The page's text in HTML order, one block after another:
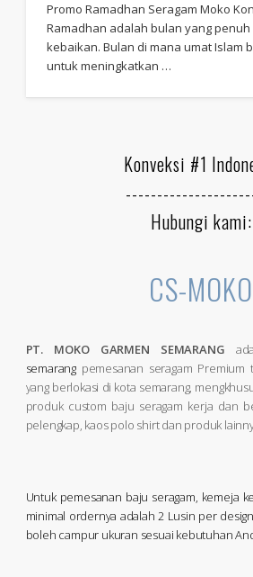
Promo Ramadhan Seragam Moko
Ramadhan adalah bulan yang
kebaikan. Bulan di mana umat Islam
untuk meningkatkan …
Konveksi #1
Hubungi kami:
CS-MOKO
PT. MOKO GARMEN SEMARANG
semarangpemesanan seragam Premium
yang berlokasi di kota semarang,
produk custom baju seragam kerja dan
pelengkap, kaos polo shirt dan produk
Untuk pemesanan baju seragam, kemeja
minimal ordernya adalah 2 Lusin per
boleh campur ukuran sesuai kebutuhan